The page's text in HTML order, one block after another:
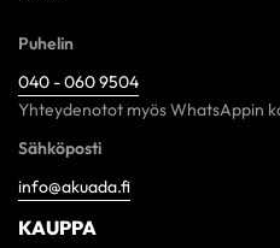
Puhelin
040 - 060 9504
Yhteydenotot myös WhatsAppin
Sähköposti
info@akuada.fi
KAUPPA